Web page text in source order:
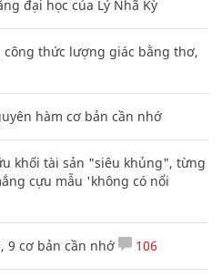
đại học của Lý Nhã Kỳ
công thức lượng giác bằng thơ,
hàm cơ bản cần nhớ
khối tài sản "siêu khủng", từng
cựu mẫu 'không có nổi
9 cơ bản cần nhớ 106